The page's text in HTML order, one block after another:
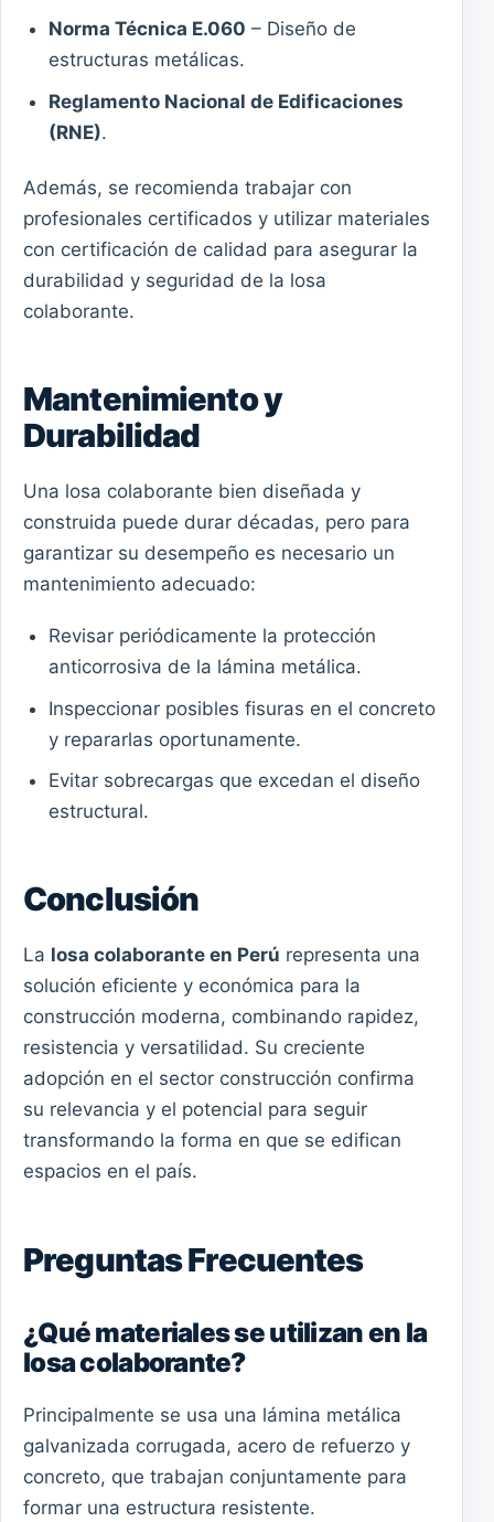
Norma Técnica E.060 – Diseño de
estructuras metálicas.
Reglamento Nacional de Edificaciones
(RNE).
Además, se recomienda trabajar con
profesionales certificados y utilizar materiales
con certificación de calidad para asegurar la
durabilidad y seguridad de la losa
colaborante.
Mantenimiento y
Durabilidad
Una losa colaborante bien diseñada y
construida puede durar décadas, pero para
garantizar su desempeño es necesario un
mantenimiento adecuado:
Revisar periódicamente la protección
anticorrosiva de la lámina metálica.
Inspeccionar posibles fisuras en el concreto
y repararlas oportunamente.
Evitar sobrecargas que excedan el diseño
estructural.
Conclusión
La losa colaborante en Perú representa una
solución eficiente y económica para la
construcción moderna, combinando rapidez,
resistencia y versatilidad. Su creciente
adopción en el sector construcción confirma
su relevancia y el potencial para seguir
transformando la forma en que se edifican
espacios en el país.
Preguntas Frecuentes
¿Qué materiales se utilizan en la
losa colaborante?
Principalmente se usa una lámina metálica
galvanizada corrugada, acero de refuerzo y
concreto, que trabajan conjuntamente para
formar una estructura resistente.